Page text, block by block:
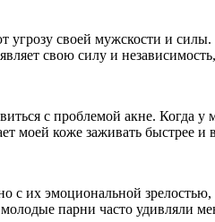
своей мужскости и
свою силу и
с проблемой акне. Когда
моей коже заживать быстрее и
с их эмоциональной
парни часто удивляли